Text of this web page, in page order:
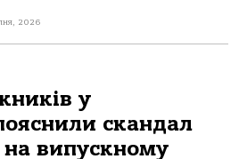
2026
у
скандал
на випускному